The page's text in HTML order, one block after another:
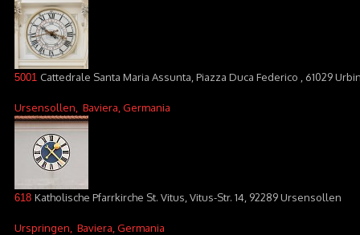
5001 Cattedrale Santa Maria Assunta, Piazza Duca Federico , 61029
Ursensollen , Baviera, Germania
618 Katholische Pfarrkirche St. Vitus, Vitus-Str. 14, 92289 Ursensollen
Urspringen , Baviera, Germania